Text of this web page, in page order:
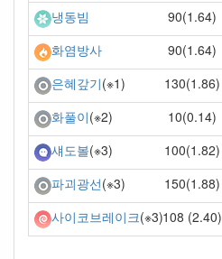
냉동빔
90(1.64)
화염방사
90(1.64)
은혜갚기(※1) 130(1.86)
화풀이(※2) 10(0.14)
섀도볼(※3) 100(1.82)
파괴광선(※3) 150(1.88)
사이코브레이크(※3)108 (2.40)